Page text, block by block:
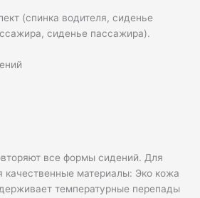
(спинка водителя, сиденье
сиденье пассажира).
все формы сидений. Для
качественные материалы: Эко кожа
температурные перепады